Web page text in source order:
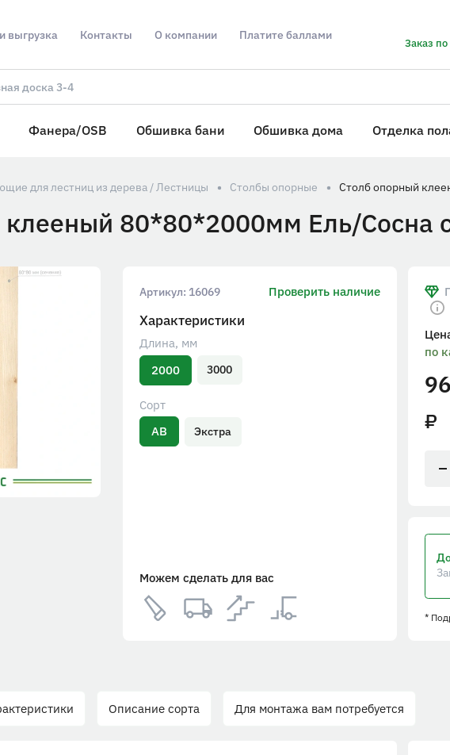
выгрузка Контакты О компании Платите баллами
Заказ
Фанера/OSB Обшивка бани Обшивка дома Отделка
для лестниц из дерева / Лестницы Столбы опорные
80*80*2000мм Ель/Сосна
Артикул: 16069 Проверить наличие
Характеристики
Длина, мм
2000
3000
Сорт
AB
Экстра
Можем сделать для вас
по
₽
*
Описание сорта Для монтажа вам потребуется